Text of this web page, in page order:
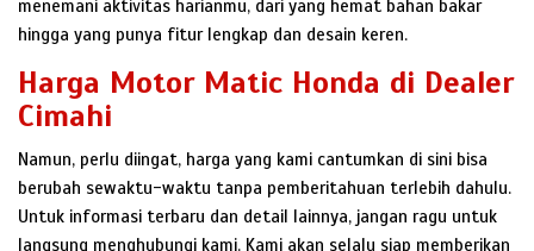
menemani aktivitas harianmu, dari yang hemat bahan bakar
hingga yang punya fitur lengkap dan desain keren.
Harga Motor Matic Honda di Dealer
Cimahi
Namun, perlu diingat, harga yang kami cantumkan di sini bisa
berubah sewaktu-waktu tanpa pemberitahuan terlebih dahulu.
Untuk informasi terbaru dan detail lainnya, jangan ragu untuk
langsung menghubungi kami. Kami akan selalu siap memberikan